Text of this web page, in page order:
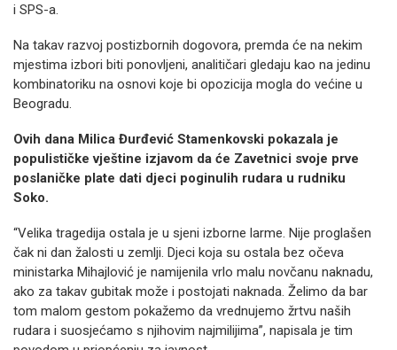
i SPS-a.
Na takav razvoj postizbornih dogovora, premda će na nekim
mjestima izbori biti ponovljeni, analitičari gledaju kao na jedinu
kombinatoriku na osnovi koje bi opozicija mogla do većine u
Beogradu.
Ovih dana Milica Đurđević Stamenkovski pokazala je
populističke vještine izjavom da će Zavetnici svoje prve
poslaničke plate dati djeci poginulih rudara u rudniku
Soko.
“Velika tragedija ostala je u sjeni izborne larme. Nije proglašen
čak ni dan žalosti u zemlji. Djeci koja su ostala bez očeva
ministarka Mihajlović je namijenila vrlo malu novčanu naknadu,
ako za takav gubitak može i postojati naknada. Želimo da bar
tom malom gestom pokažemo da vrednujemo žrtvu naših
rudara i suosjećamo s njihovim najmilijima”, napisala je tim